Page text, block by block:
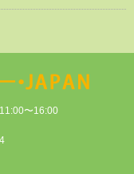
〜16:00